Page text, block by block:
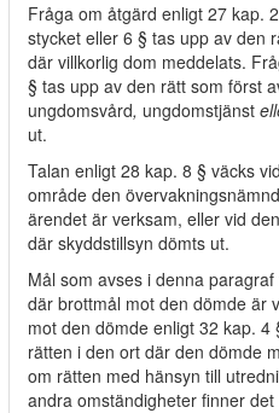
Fråga om åtgärd enligt 27 kap.
stycket eller 6 § tas upp av den
där villkorlig dom meddelats.
§ tas upp av den rätt som först
ungdomsvård, ungdomstjänst
ut.
Talan enligt 28 kap. 8 § väcks
område den
ärendet är verksam, eller vid
där skyddstillsyn dömts ut.
Mål som avses i denna
där brottmål mot den dömde är
mot den dömde enligt 32 kap.
rätten i den ort där den dömde
om rätten med hänsyn till
andra omständigheter finner det